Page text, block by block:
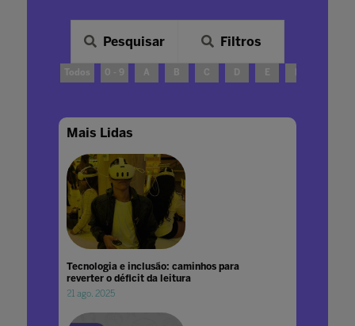
Pesquisar Filtros
Todos 0 - 9 A B C E
Mais Lidas
Tecnologia e inclusão: caminhos para
reverter o déficit da leitura
21 ago. 2025